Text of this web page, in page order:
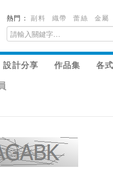
熱門：副料 織帶 蕾絲 金屬
設計分享 作品集 各